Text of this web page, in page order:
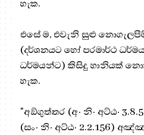
හැක.
එසේ ම, එවැනි සුළු
(දර්ශනයට හෝ පරමාර්ථ
ධර්මයන්ට) කිසිදු හානියක්
හැක.
"අඞ්ගුත්තර (අ· නි· අට්ඨ·
(සං· නි· අට්ඨ· 2.2.156)